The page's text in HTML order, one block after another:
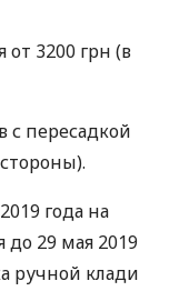
от 3200 грн (в
с пересадкой
года на
29 мая 2019
ручной клади